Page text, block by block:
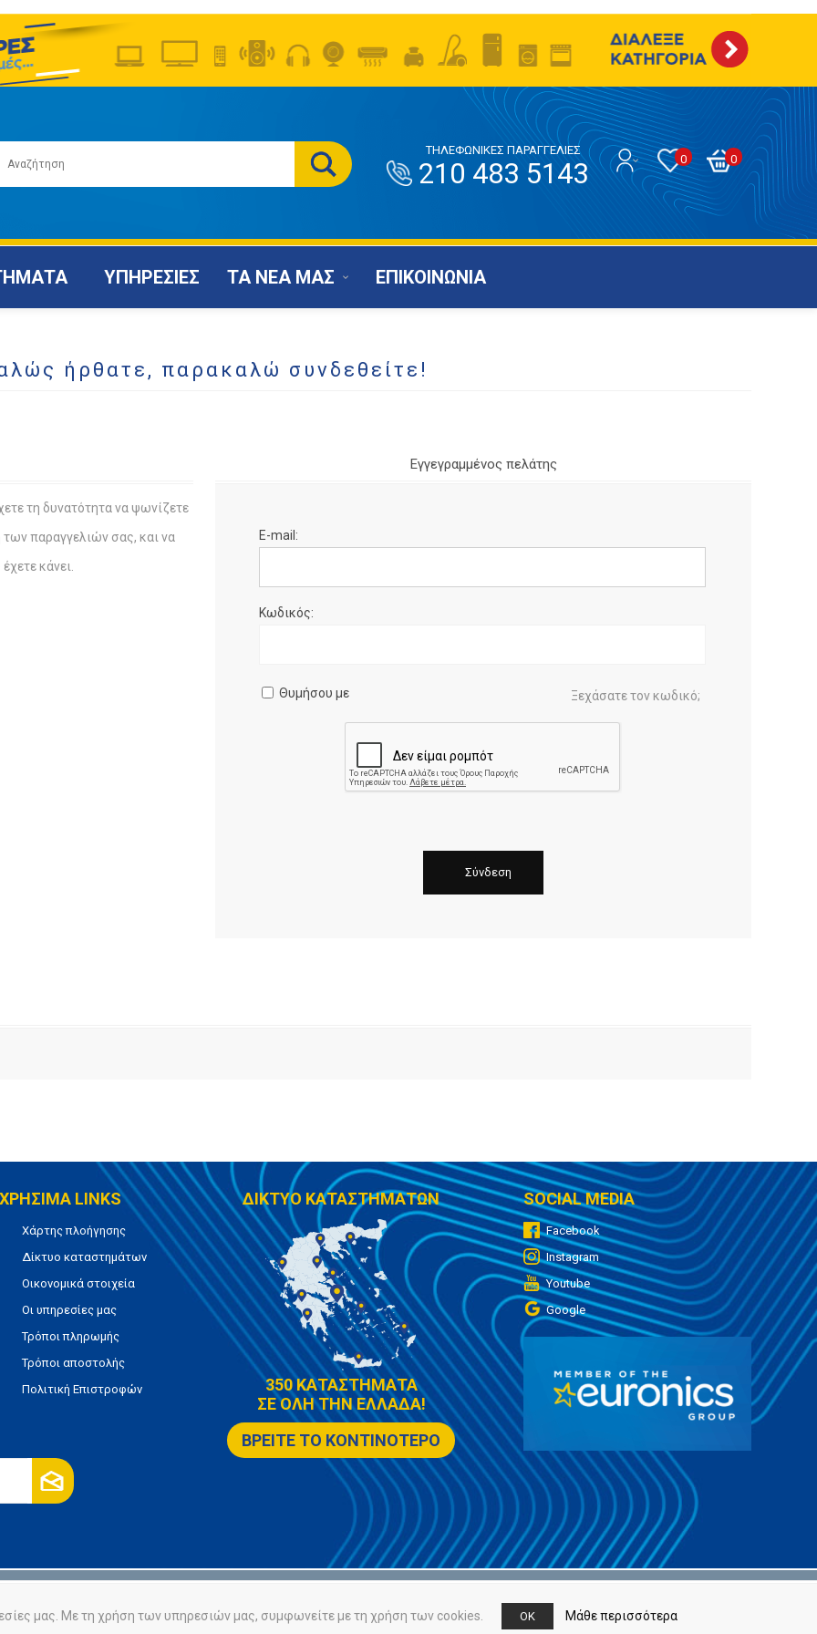
0
0
ΤΗΛΕΦΩΝΙΚΕΣ ΠΑΡΑΓΓΕΛΙΕΣ
210 483 5143
ΥΠΗΡΕΣΙΕΣ ΤΑ ΝΕΑ ΜΑΣ ΕΠΙΚΟΙΝΩΝΙΑ
ήρθατε, παρακαλώ συνδεθείτε!
τη δυνατότητα να ψωνίζετε
των παραγγελιών σας, και να
κάνει.
Εγγεγραμμένος πελάτης
E-mail:
Κωδικός:
Θυμήσου με Ξεχάσατε τον κωδικό;
ΧΡΗΣΙΜΑ LINKS
Χάρτης πλοήγησης
Δίκτυο καταστημάτων
Οικονομικά στοιχεία
Οι υπηρεσίες μας
Τρόποι πληρωμής
Τρόποι αποστολής
Πολιτική Επιστροφών
ΔΙΚΤΥΟ ΚΑΤΑΣΤΗΜΑΤΩΝ
350 ΚΑΤΑΣΤΗΜΑΤΑ
ΣΕ ΟΛΗ ΤΗΝ ΕΛΛΑΔΑ!
ΒΡΕΙΤΕ ΤΟ ΚΟΝΤΙΝΟΤΕΡΟ
SOCIAL MEDIA
Facebook
Instagram
Youtube
Google
Powered bynopCommerce
μας. Με τη χρήση των υπηρεσιών μας, συμφωνείτε με τη χρήση των cookies. OK Μάθε περισσότερα